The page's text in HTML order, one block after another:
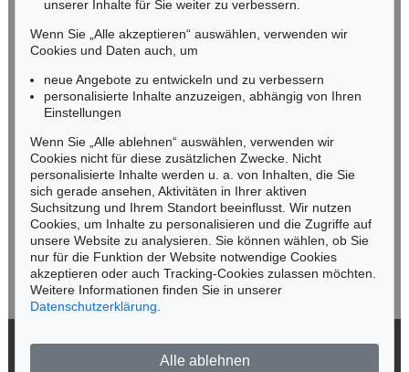
Mobil: +49 (0)171 8618661
n.kassel@kettererkunst.de
Keine Auktion mehr verpassen!
Wir informieren Sie rechtzeitig.
Jetzt zum Newsletter anmelden >
unserer Inhalte für Sie weiter zu verbessern.
Wenn Sie „Alle akzeptieren“ auswählen, verwenden wir
Cookies und Daten auch, um
neue Angebote zu entwickeln und zu verbessern
personalisierte Inhalte anzuzeigen, abhängig von Ihren
Einstellungen
Wenn Sie „Alle ablehnen“ auswählen, verwenden wir
Cookies nicht für diese zusätzlichen Zwecke. Nicht
personalisierte Inhalte werden u. a. von Inhalten, die Sie
sich gerade ansehen, Aktivitäten in Ihrer aktiven
Suchsitzung und Ihrem Standort beeinflusst. Wir nutzen
Cookies, um Inhalte zu personalisieren und die Zugriffe auf
unsere Website zu analysieren. Sie können wählen, ob Sie
nur für die Funktion der Website notwendige Cookies
akzeptieren oder auch Tracking-Cookies zulassen möchten.
Weitere Informationen finden Sie in unserer
Datenschutzerklärung
Alle ablehnen